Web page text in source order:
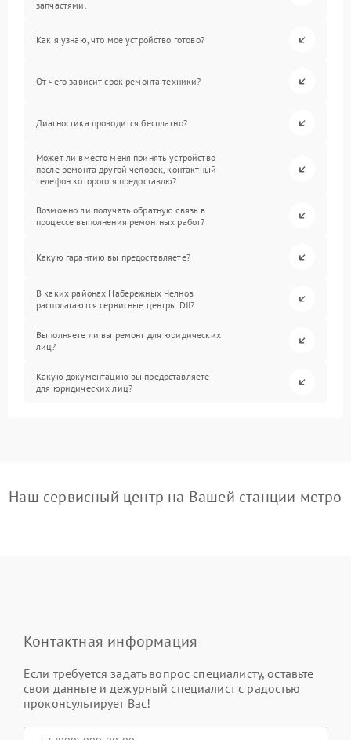
запчастями.
Как я узнаю, что мое устройство готово?
От чего зависит срок ремонта техники?
Диагностика проводится бесплатно?
Может ли вместо меня принять устройство
после ремонта другой человек, контактный
телефон которого я предоставлю?
Возможно ли получать обратную связь в
процессе выполнения ремонтных работ?
Какую гарантию вы предоставляете?
В каких районах Набережных Челнов
располагаются сервисные центры DJI?
Выполняете ли вы ремонт для юридических
лиц?
Какую документацию вы предоставляете
для юридических лиц?
Наш сервисный центр на Вашей станции метро
Контактная информация
Если требуется задать вопрос специалисту, оставьте
свои данные и дежурный специалист с радостью
проконсультирует Вас!